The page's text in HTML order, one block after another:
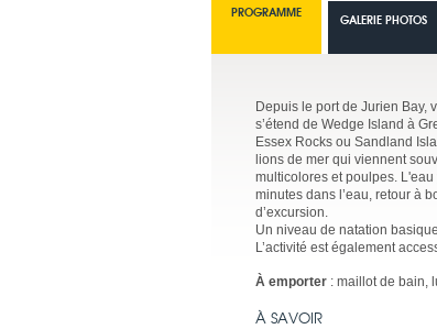
PROGRAMME
Depuis le port de Jurien Bay,
s’étend de Wedge Island à
Essex Rocks ou Sandland
lions de mer qui viennent
multicolores et poulpes.
minutes dans l’eau, retour à
d’excursion.
Un niveau de natation
L’activité est également
À emporter : maillot de bain,
À SAVOIR
GALERIE PHOTOS